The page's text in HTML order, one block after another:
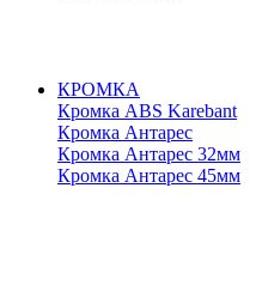
КРОМКА
Кромка ABS Karebant
Кромка Антарес
Кромка Антарес 32мм
Кромка Антарес 45мм